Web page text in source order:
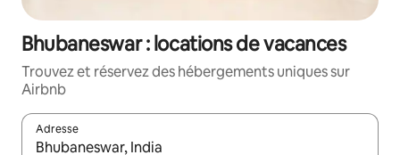
Bhubaneswar : locations de vacances
Trouvez et réservez des hébergements uniques sur
Airbnb
Adresse
Lorsque les résultats s'affichent, utilisez les flèches vers le